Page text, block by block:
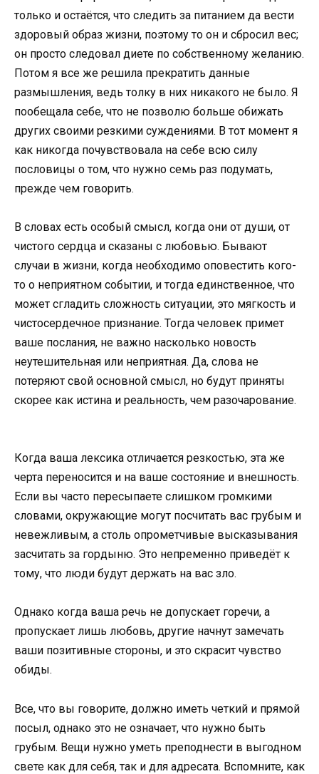
только и остаётся, что следить за питанием да вести
здоровый образ жизни, поэтому то он и сбросил вес;
он просто следовал диете по собственному желанию.
Потом я все же решила прекратить данные
размышления, ведь толку в них никакого не было. Я
пообещала себе, что не позволю больше обижать
других своими резкими суждениями. В тот момент я
как никогда почувствовала на себе всю силу
пословицы о том, что нужно семь раз подумать,
прежде чем говорить.
В словах есть особый смысл, когда они от души, от
чистого сердца и сказаны с любовью. Бывают
случаи в жизни, когда необходимо оповестить кого-
то о неприятном событии, и тогда единственное, что
может сгладить сложность ситуации, это мягкость и
чистосердечное признание. Тогда человек примет
ваше послания, не важно насколько новость
неутешительная или неприятная. Да, слова не
потеряют свой основной смысл, но будут приняты
скорее как истина и реальность, чем разочарование.
Когда ваша лексика отличается резкостью, эта же
черта переносится и на ваше состояние и внешность.
Если вы часто пересыпаете слишком громкими
словами, окружающие могут посчитать вас грубым и
невежливым, а столь опрометчивые высказывания
засчитать за гордыню. Это непременно приведёт к
тому, что люди будут держать на вас зло.
Однако когда ваша речь не допускает горечи, а
пропускает лишь любовь, другие начнут замечать
ваши позитивные стороны, и это скрасит чувство
обиды.
Все, что вы говорите, должно иметь четкий и прямой
посыл, однако это не означает, что нужно быть
грубым. Вещи нужно уметь преподнести в выгодном
свете как для себя, так и для адресата. Вспомните, как